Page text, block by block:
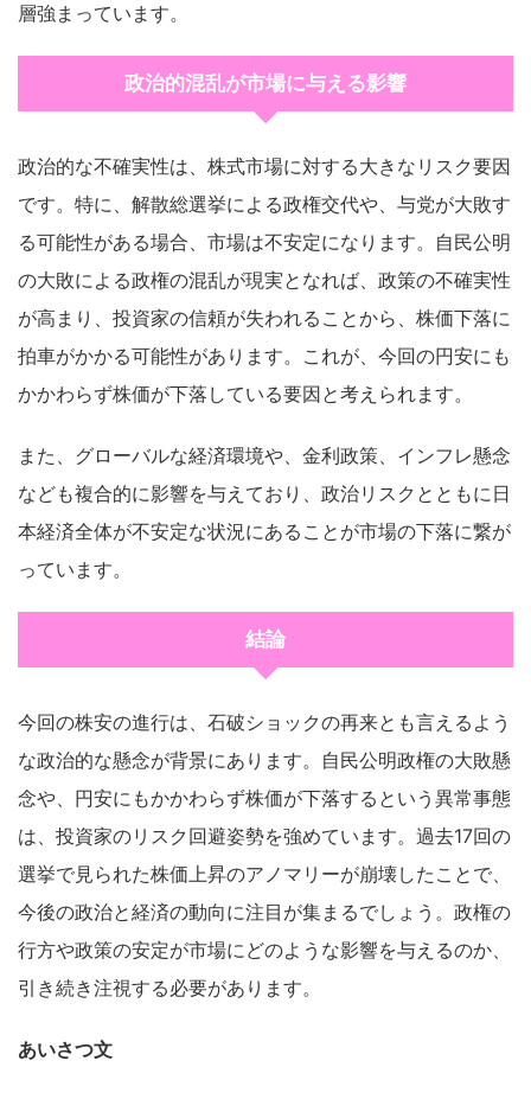
層強まっています。
政治的混乱が市場に与える影響
政治的な不確実性は、株式市場に対する大きなリスク要因
です。特に、解散総選挙による政権交代や、与党が大敗す
る可能性がある場合、市場は不安定になります。自民公明
の大敗による政権の混乱が現実となれば、政策の不確実性
が高まり、投資家の信頼が失われることから、株価下落に
拍車がかかる可能性があります。これが、今回の円安にも
かかわらず株価が下落している要因と考えられます。
また、グローバルな経済環境や、金利政策、インフレ懸念
なども複合的に影響を与えており、政治リスクとともに日
本経済全体が不安定な状況にあることが市場の下落に繋が
っています。
結論
今回の株安の進行は、石破ショックの再来とも言えるよう
な政治的な懸念が背景にあります。自民公明政権の大敗懸
念や、円安にもかかわらず株価が下落するという異常事態
は、投資家のリスク回避姿勢を強めています。過去17回の
選挙で見られた株価上昇のアノマリーが崩壊したことで、
今後の政治と経済の動向に注目が集まるでしょう。政権の
行方や政策の安定が市場にどのような影響を与えるのか、
引き続き注視する必要があります。
あいさつ文